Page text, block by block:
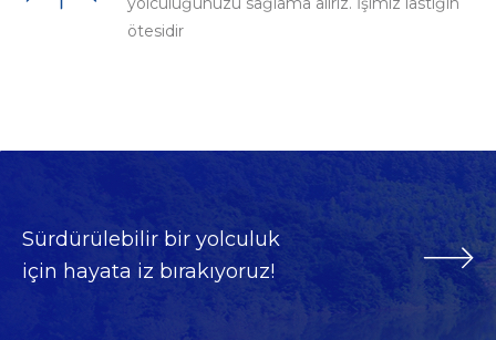
ötesidir
Sürdürülebilir bir yolculuk
için hayata iz bırakıyoruz!